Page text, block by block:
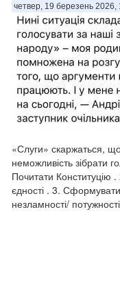
За ефективного
світових лідерів. .
століття ресурс -
харчування, — і
сектор дронів, ІТ і р...
четвер, 19 березень 2026,
«Слуги» скаржаться,
неможливість зібрати
Почитати Конституцію
єдності . 3. Сформувати
незламності/